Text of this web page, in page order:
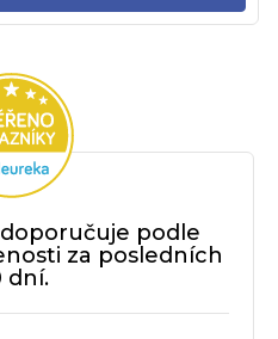
podle
za posledních
dní.